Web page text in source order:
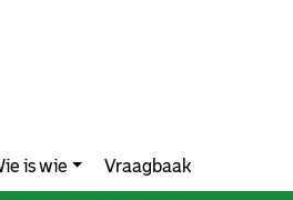
is wie Vraagbaak